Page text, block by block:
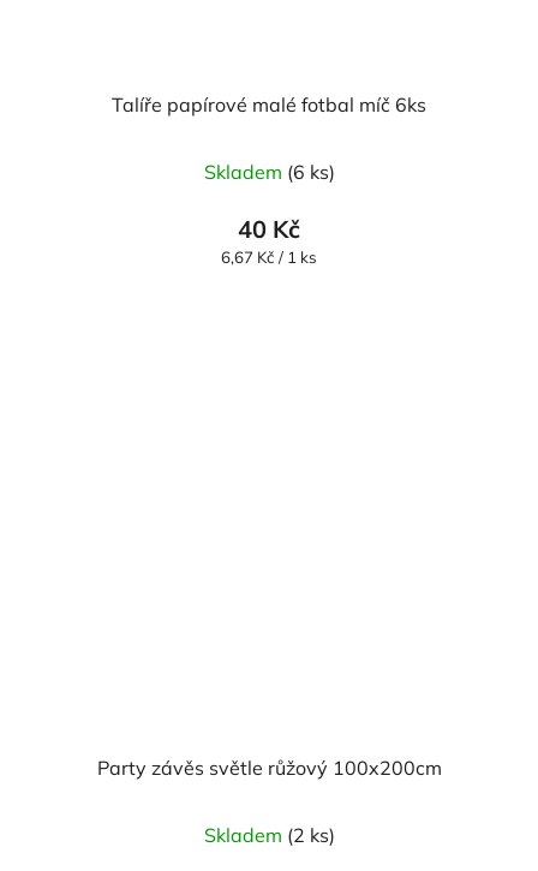
Talíře papírové malé fotbal míč 6ks
Skladem (6 ks)
40 Kč
Měrná
6,67 Kč / 1 ks
Party závěs světle růžový 100x200cm
Skladem (2 ks)